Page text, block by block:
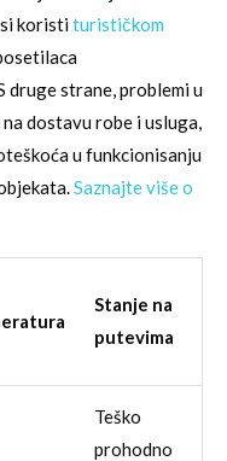
koristiturističkom
druge strane, problemi u
dostavu robe i usluga,
u funkcionisanju
Saznajte više o
Stanje na
putevima
Teško
prohodno